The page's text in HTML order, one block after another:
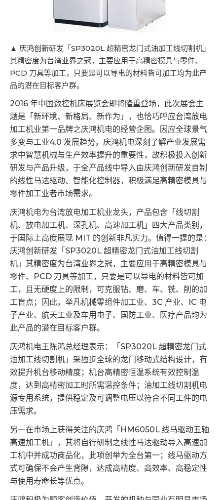
▲ 庆鸿创新研发「SP3020L 超精密龙门式油加工线切割机」
其精密度为台湾业界之冠，主要应用于高精密模具与零件、
PCD 刀具等加工，只要是可以导电的材料皆可加工均为此产
品的潜在目标客户群。
2016 年中国数控机床展览会即将隆重登场，此次展会主
题是「新环境、新格局、新作为」，也恰巧呼应台湾放电
加工机业第一品牌之庆鸿机电的经营企图。因应全球景气
多变与工业4.0 发展趋势，庆鸿机电深刻了解产业发展需
求中智慧机械与生产效率提升的重要性，故积极投入创新
研发与产品升级，于全产品线中导入由庆鸿创新研发自制
的线性马达驱动、智能化控制器，积极满足高精密模具与
零件加工业者市场需求。
庆鸿机电为台湾放电加工机业龙头，产品包含「线切割
机、放电加工机、深孔机、高速加工机」四大产品类别，
于国际上高度展现 MIT 的创新非凡实力。值得一提的是：
庆鸿创新研发「SP3020L 超精密龙门式油加工线切割
机」其精密度为台湾业界之冠，主要应用于高精密模具与
零件、PCD 刀具等加工，只要是可以导电的材料皆可加
工，且无硬度上的限制，可克服钻、磨、车、铣、削的加
工盲点；因此，举凡机械零组件加工业、3C 产业、IC 电
子产业、航天工业及车用电子、国防工业、医疗产品均为
此产品的潜在目标客户群。
庆鸿机电王陈鸿总经理表示：「SP3020L 超精密龙门式
油加工线切割机」采独步全球的龙门移动式结构设计，有
效提升机台移动精度；机台高精密恒温系统有效控制温
度，达到高精密加工时所需温控条件；油加工线切割机电
源专用系统，提供稳定及可调整电压以符合不同工件的电
压需求。
另一在市场上获得关注的庆鸿「HM6050L 线马驱动五轴
高速加工机」，其将自行研制之线性马达驱动导入高速加
工机中并成功商品化，此项创举为全台第一；线马驱动方
式可确保不会产生背隙，达成高精度、高效率、高稳定性
与使用寿命长等优点。